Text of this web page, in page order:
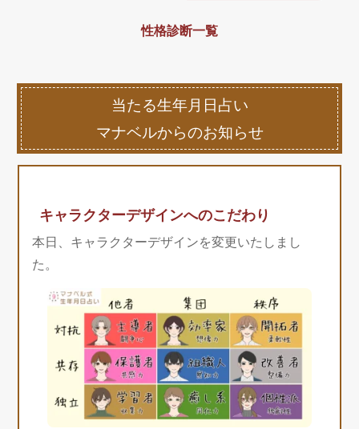
性格診断一覧
当たる生年月日占い
マナベルからのお知らせ
キャラクターデザインへのこだわり
本日、キャラクターデザインを変更いたしまし
た。